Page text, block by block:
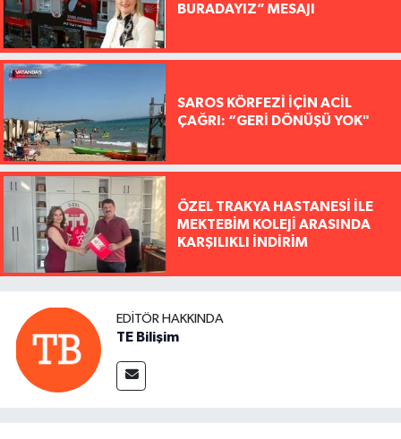
BURADAYIZ” MESAJI
SAROS KÖRFEZİ İÇİN ACİL
ÇAĞRI: “GERİ DÖNÜŞÜ YOK"
ÖZEL TRAKYA HASTANESİ İLE
MEKTEBİM KOLEJİ ARASINDA
KARŞILIKLI İNDİRİM
EDITÖR HAKKINDA
TE Bilişim